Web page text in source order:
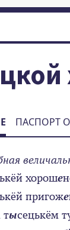
ПАСПОРТ
хороше
пригоже
тысецькём